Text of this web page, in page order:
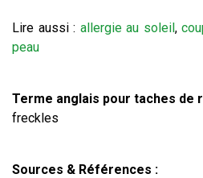
Lire aussi : allergie au soleil,
peau
Terme anglais pour taches de
freckles
Sources & Références :